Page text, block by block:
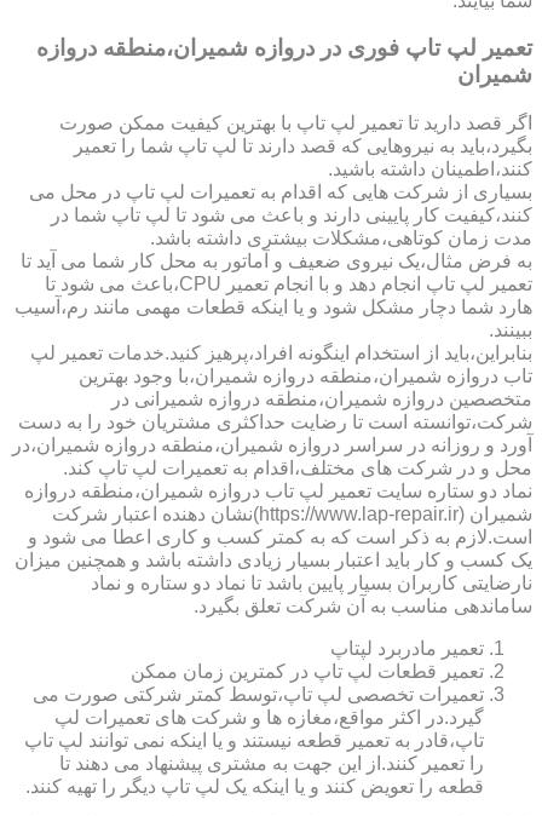
تعمیر لپ تاپ فوری در دروازه شمیران،منطقه دروازه
شمیران
اگر قصد دارید تا تعمیر لپ تاپ با بهترین کیفیت ممکن صورت
بگیرد،باید به نیروهایی که قصد دارند تا لپ تاپ شما را تعمیر
کنند،اطمینان داشته باشید.
بسیاری از شرکت هایی که اقدام به تعمیرات لپ تاپ در محل می
کنند،کیفیت کار پایینی دارند و باعث می شود تا لپ تاپ شما در
مدت زمان کوتاهی،مشکلات بیشتری داشته باشد.
به فرض مثال،یک نیروی ضعیف و آماتور به محل کار شما می آید تا
تعمیر لپ تاپ انجام دهد و با انجام تعمیر CPU،باعث می شود تا
هارد شما دچار مشکل شود و یا اینکه قطعات مهمی مانند رم،آسیب
ببینند.
بنابراین،باید از استخدام اینگونه افراد،پرهیز کنید.خدمات تعمیر لپ
تاب دروازه شمیران،منطقه دروازه شمیران،با وجود بهترین
متخصصین دروازه شمیران،منطقه دروازه شمیرانی در
شرکت،توانسته است تا رضایت حداکثری مشتریان خود را به دست
آورد و روزانه در سراسر دروازه شمیران،منطقه دروازه شمیران،در
محل و در شرکت های مختلف،اقدام به تعمیرات لپ تاپ کند.
نماد دو ستاره سایت تعمیر لپ تاب دروازه شمیران،منطقه دروازه
شمیران (https://www.lap-repair.ir)نشان دهنده اعتبار شرکت
است.لازم به ذکر است که به کمتر کسب و کاری اعطا می شود و
یک کسب و کار باید اعتبار بسیار زیادی داشته باشد و همچنین میزان
نارضایتی کاربران بسیار پایین باشد تا نماد دو ستاره و نماد
ساماندهی مناسب به آن شرکت تعلق بگیرد.
تعمیر مادربرد لپتاپ
تعمیر قطعات لپ تاپ در کمترین زمان ممکن
تعمیرات تخصصی لپ تاپ،توسط کمتر شرکتی صورت می
گیرد.در اکثر مواقع،مغازه ها و شرکت های تعمیرات لپ
تاپ،قادر به تعمیر قطعه نیستند و یا اینکه نمی توانند لپ تاپ
را تعمیر کنند.از این جهت به مشتری پیشنهاد می دهند تا
قطعه را تعویض کنند و یا اینکه یک لپ تاپ دیگر را تهیه کنند.